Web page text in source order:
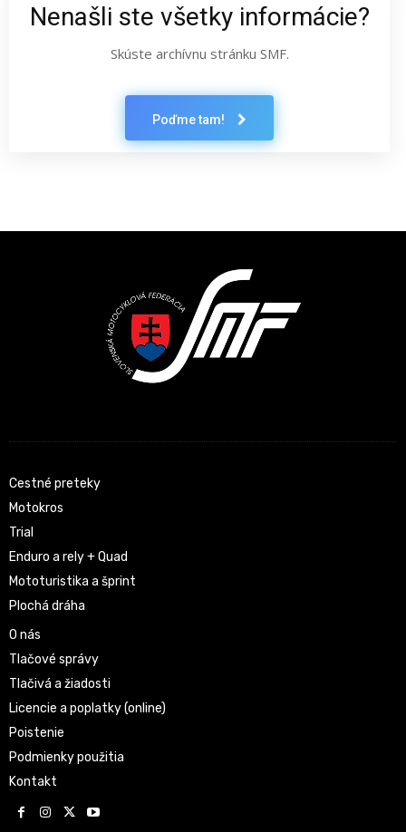
Nenašli ste všetky informácie?
Skúste archívnu stránku SMF.
Poďme tam!
Cestné preteky
Motokros
Trial
Enduro a rely + Quad
Mototuristika a šprint
Plochá dráha
O nás
Tlačové správy
Tlačivá a žiadosti
Licencie a poplatky (online)
Poistenie
Podmienky použitia
Kontakt